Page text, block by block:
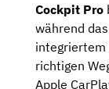
Cockpit Pro
während das
integriertem
richtigen
Apple